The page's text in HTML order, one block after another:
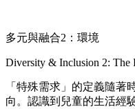
多元與融合2：環境
Diversity & Inclusion 2: The
「特殊需求」的定義隨著
向。認識到兒童的生活經